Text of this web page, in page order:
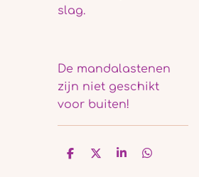
slag.
De mandalastenen
zijn niet geschikt
voor buiten!
D
D
S
D